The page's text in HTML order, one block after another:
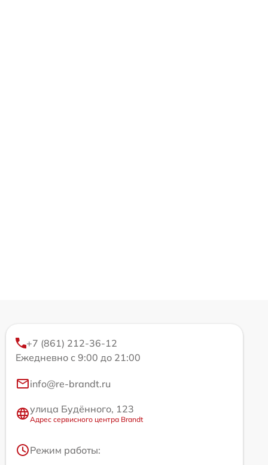
+7 (861) 212-36-12
Ежедневно с 9:00 до 21:00
info@re-brandt.ru
улица Будённого, 123
Адрес сервисного центра Brandt
Режим работы: